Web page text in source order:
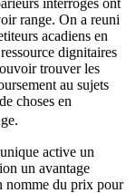
range. On a reuni
acadiens en
dignitaires
trouver les
au sujets
choses en
active un
un avantage
nomme du prix pour